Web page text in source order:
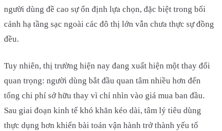
người dùng đề cao sự ổn định lựa chọn, đặc biệt trong bối
cảnh hạ tầng sạc ngoài các đô thị lớn vẫn chưa thực sự đồng
đều.
Tuy nhiên, thị trường hiện nay đang xuất hiện một thay đổi
quan trọng: người dùng bắt đầu quan tâm nhiều hơn đến
tổng chi phí sở hữu thay vì chỉ nhìn vào giá mua ban đầu.
Sau giai đoạn kinh tế khó khăn kéo dài, tâm lý tiêu dùng
thực dụng hơn khiến bài toán vận hành trở thành yếu tố